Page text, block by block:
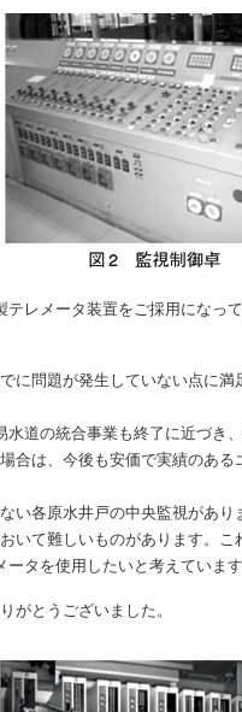
レメータ装置をご採用になっ
に問題が発生していない点に満
道の統合事業も終了に近づき
合は、今後も安価で実績のある
い各原水井戸の中央監視があり
いて難しいものがあります。こ
タを使用したいと考えています
がとうございました。